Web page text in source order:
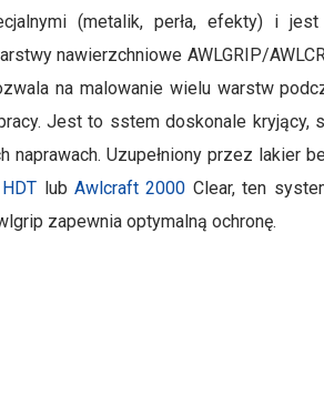
(metalik, perła, efekty) i jest
nawierzchniowe AWLGRIP/
na malowanie wielu warstw
Jest to sstem doskonale kryjący,
naprawach. Uzupełniony przez lakier
lub Awlcraft 2000 Clear, ten
zapewnia optymalną ochronę.